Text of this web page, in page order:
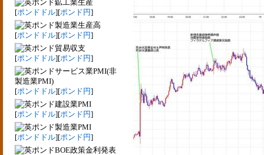
鉱工業生産
[ポンドドル][ポンド円]
製造業生産高
[ポンドドル][ポンド円]
貿易収支
[ポンドドル][ポンド円]
サービス業PMI(非
製造業PMI)
[ポンドドル][ポンド円]
建設業PMI
[ポンドドル][ポンド円]
製造業PMI
[ポンドドル][ポンド円]
BOE政策金利発表